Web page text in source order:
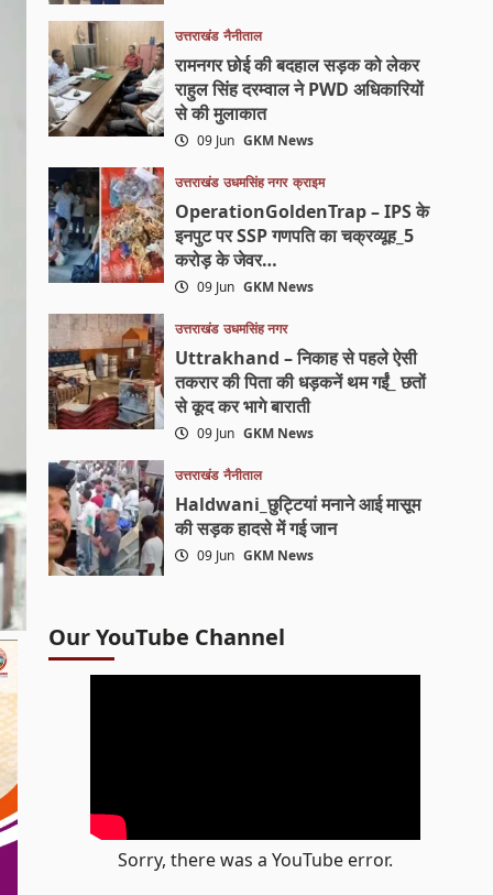
उत्तराखंड नैनीताल
रामनगर छोई की बदहाल सड़क को लेकर
राहुल सिंह दरम्वाल ने PWD अधिकारियों
से की मुलाकात
09 Jun GKM News
उत्तराखंड उधमसिंह नगर क्राइम
OperationGoldenTrap – IPS के
इनपुट पर SSP गणपति का चक्रव्यूह_5
करोड़ के जेवर…
09 Jun GKM News
उत्तराखंड उधमसिंह नगर
Uttrakhand – निकाह से पहले ऐसी
तकरार की पिता की धड़कनें थम गईं_ छतों
से कूद कर भागे बाराती
09 Jun GKM News
उत्तराखंड नैनीताल
Haldwani_छुट्टियां मनाने आई मासूम
की सड़क हादसे में गई जान
09 Jun GKM News
Our YouTube Channel
Sorry, there was a YouTube error.